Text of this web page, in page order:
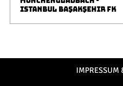
ISTANBUL BAŞAKŞEHIR FK
IMPRESSUM